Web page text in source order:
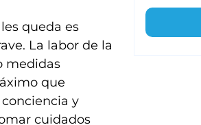
queda es
La labor de la
medidas
que
y
cuidados